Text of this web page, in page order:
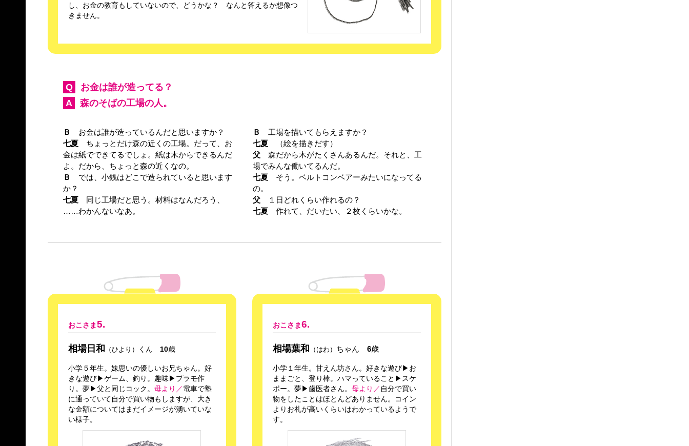
し、お金の教育もしていないので、どうかな？ なんと答えるか想像つ
きません。
Q
お金は誰が造ってる？
A
森のそばの工場の人。
Ｂ お金は誰が造っているんだと思いますか？
七夏 ちょっとだけ森の近くの工場。だって、お
金は紙でできてるでしょ。紙は木からできるんだ
よ。だから、ちょっと森の近くなの。
Ｂ では、小銭はどこで造られていると思います
か？
七夏 同じ工場だと思う。材料はなんだろう、
……わかんないなあ。
Ｂ 工場を描いてもらえますか？
七夏
（絵を描きだす）
父 森だから木がたくさんあるんだ。それと、工
場でみんな働いてるんだ。
七夏 そう。ベルトコンベアーみたいになってる
の。
父
１日どれくらい作れるの？
七夏 作れて、だいたい、２枚くらいかな。
おこさま5.
相場日和 （ひより） くん 10歳
小学５年生。妹思いの優しいお兄ちゃん。好
きな遊び▶ゲーム、釣り。趣味▶プラモ作
り。夢▶父と同じコック。 母より／ 電車で塾
に通っていて自分で買い物もしますが、大き
な金額についてはまだイメージが湧いていな
い様子。
おこさま6.
相場葉和 （はわ） ちゃん 6歳
小学１年生。甘えん坊さん。好きな遊び▶お
ままごと、登り棒。ハマっていること▶スケ
ボー。夢▶歯医者さん。 母より／ 自分で買い
物をしたことはほとんどありません。コイン
よりお札が高いくらいはわかっているようで
す。